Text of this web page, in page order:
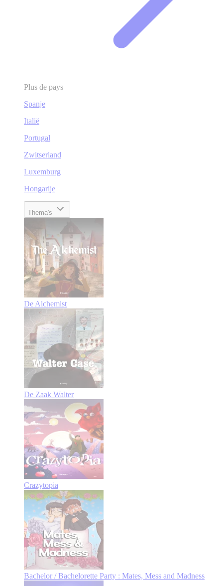
Plus de pays
Spanje
Italië
Portugal
Zwitserland
Luxemburg
Hongarije
Thema's
De Alchemist
De Zaak Walter
Crazytopia
Bachelor / Bachelorette Party : Mates, Mess and Madness